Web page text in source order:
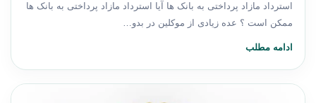
استرداد مازاد پرداختی به بانک ها آیا استرداد مازاد پرداختی به بانک ها
ممکن است ؟ عده زیادی از موکلین در بدو…
ادامه مطلب